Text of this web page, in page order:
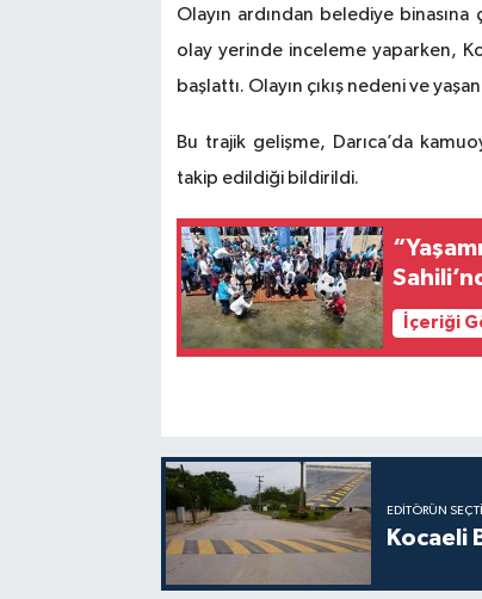
Olayın ardından belediye
olay yerinde inceleme yaparken,
başlattı. Olayın çıkış nedeni ve
Bu trajik gelişme, Darıca’da
takip edildiği bildirildi.
İçeriği
EDITÖRÜN
Kocaeli